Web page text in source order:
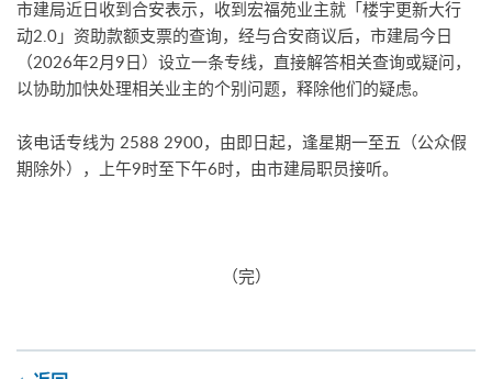
市建局近日收到合安表示，收到宏福苑业主就「楼宇更新大行
动2.0」资助款额支票的查询，经与合安商议后，市建局今日
（2026年2月9日）设立一条专线，直接解答相关查询或疑问，
以协助加快处理相关业主的个别问题，释除他们的疑虑。
该电话专线为 2588 2900，由即日起，逢星期一至五（公众假
期除外），上午9时至下午6时，由市建局职员接听。
（完）